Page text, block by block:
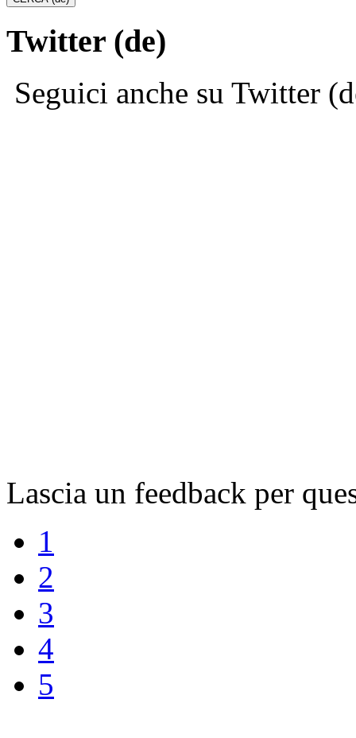
Twitter (de)
Seguici anche su Twitter
Lascia un feedback per
1
2
3
4
5